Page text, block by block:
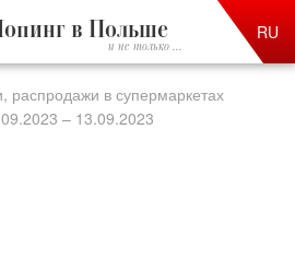
в Польше
и не только ...
RU
распродажи в супермаркетах
– 13.09.2023